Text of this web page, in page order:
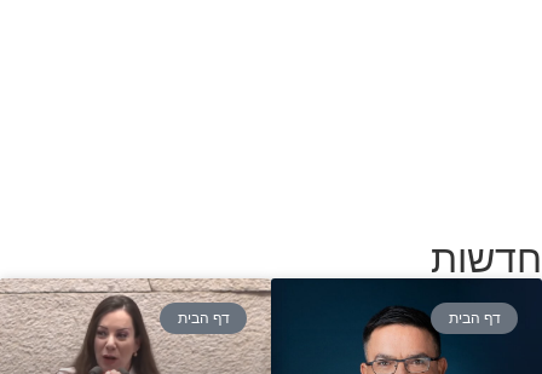
חדשות
דף הבית דף הבית